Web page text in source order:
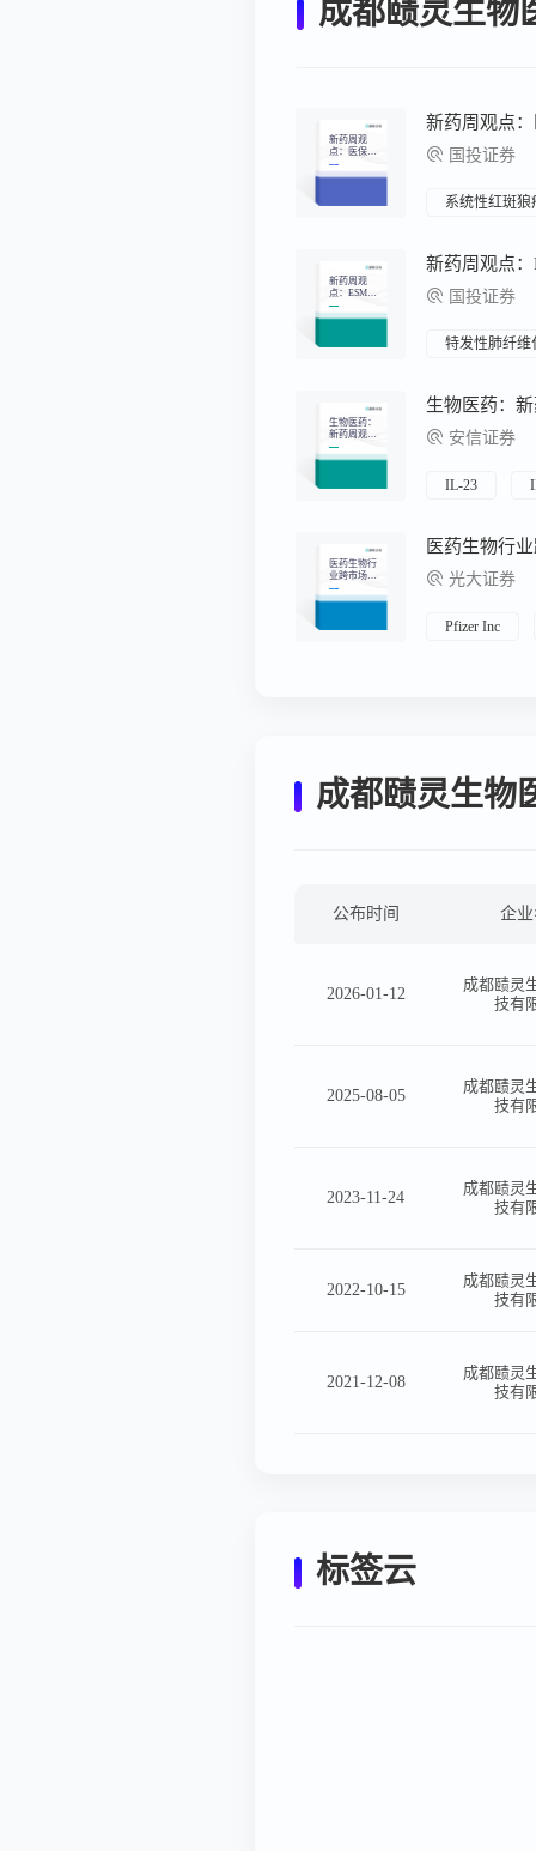
成都赜灵生物
新药周观
点：医保谈
判即将启
动，国内企
国投证券
系统性红斑狼
新药周观
点：ESMO2
024、WCLC
2024闭幕，
国投证券
特发性肺纤维
生物医药：
新药周观
点：国内药
企32款创新
安信证券
IL-23
医药生物行
业跨市场周
报：两会召
开在即，政
光大证券
Pfizer Inc
成都赜灵生物
公布时间 企
2026-01-12
成都赜灵
技有
2025-08-05
成都赜灵
技有
2023-11-24
成都赜灵
技有
2022-10-15
成都赜灵
技有
2021-12-08
成都赜灵
技有
标签云